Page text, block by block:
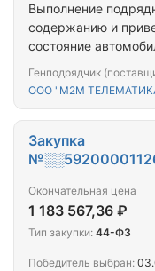
Выполнение
содержанию и
состояние
пунктов
программного
Генподрядчик
ООО "М2М
Закупка
Окончательная цена
1 183 567,36 ₽
Тип закупки: 44-ФЗ
Победитель выбран: